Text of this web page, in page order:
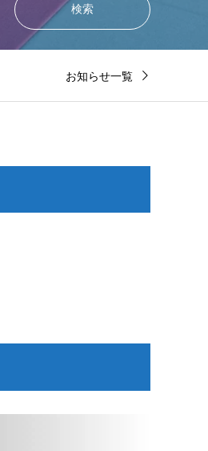
お知らせ一覧